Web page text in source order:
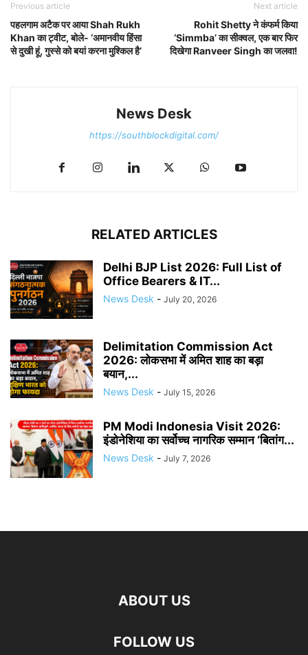
Previous article
पहलगाम अटैक पर आया Shah Rukh
Khan का ट्वीट, बोले- ‘अमानवीय हिंसा
से दुखी हूं, गुस्से को बयां करना मुश्किल है’
Next article
Rohit Shetty ने कंफर्म किया
‘Simmba’ का सीक्वल, एक बार फिर
दिखेगा Ranveer Singh का जलवा!
News Desk
https://southblockdigital.com/
RELATED ARTICLES
Delhi BJP List 2026: Full List of
Office Bearers & IT...
News Desk - July 20, 2026
Delimitation Commission Act
2026: लोकसभा में अमित शाह का बड़ा
बयान,...
News Desk - July 15, 2026
PM Modi Indonesia Visit 2026:
इंडोनेशिया का सर्वोच्च नागरिक सम्मान ‘बितांग...
News Desk - July 7, 2026
ABOUT US
FOLLOW US